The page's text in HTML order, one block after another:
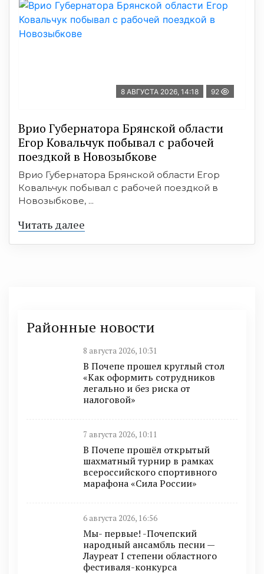
8 АВГУСТА 2026, 14:18 92
Врио Губернатора Брянской области
Егор Ковальчук побывал с рабочей
поездкой в Новозыбкове
Врио Губернатора Брянской области Егор
Ковальчук побывал с рабочей поездкой в
Новозыбкове, ...
Читать далее
Районные новости
8 августа 2026, 10:31
В Почепе прошел круглый стол
«Как оформить сотрудников
легально и без риска от
налоговой»
7 августа 2026, 10:11
В Почепе прошёл открытый
шахматный турнир в рамках
всероссийского спортивного
марафона «Сила России»
6 августа 2026, 16:56
Мы- первые! -Почепский
народный ансамбль песни —
Лауреат I степени областного
фестиваля-конкурса